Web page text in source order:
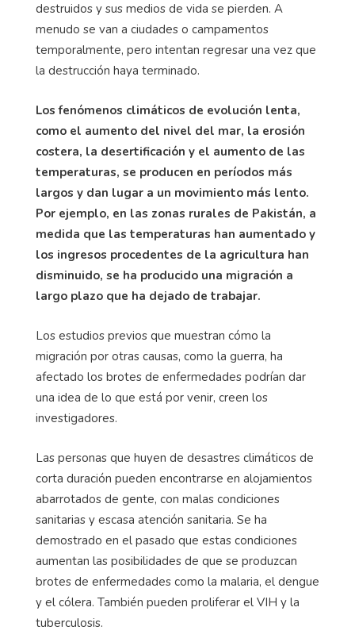
destruidos y sus medios de vida se pierden. A
menudo se van a ciudades o campamentos
temporalmente, pero intentan regresar una vez que
la destrucción haya terminado.
Los fenómenos climáticos de evolución lenta,
como el aumento del nivel del mar, la erosión
costera, la desertificación y el aumento de las
temperaturas, se producen en períodos más
largos y dan lugar a un movimiento más lento.
Por ejemplo, en las zonas rurales de Pakistán, a
medida que las temperaturas han aumentado y
los ingresos procedentes de la agricultura han
disminuido, se ha producido una migración a
largo plazo que ha dejado de trabajar.
Los estudios previos que muestran cómo la
migración por otras causas, como la guerra, ha
afectado los brotes de enfermedades podrían dar
una idea de lo que está por venir, creen los
investigadores.
Las personas que huyen de desastres climáticos de
corta duración pueden encontrarse en alojamientos
abarrotados de gente, con malas condiciones
sanitarias y escasa atención sanitaria. Se ha
demostrado en el pasado que estas condiciones
aumentan las posibilidades de que se produzcan
brotes de enfermedades como la malaria, el dengue
y el cólera. También pueden proliferar el VIH y la
tuberculosis.